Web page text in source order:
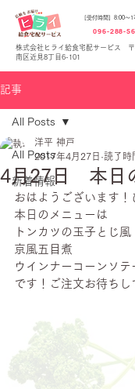
[受付時間] 8:00～
096-288-
株式会社ヒライ給食宅配サービス
南区近見8丁目6-101
記事
All Posts
新着情報
All Posts
4月27日 本日
洋平 神戸
2017年4月27日 読了時
おはようございます！
本日のメニューは
トンカツの玉子とじ風
京風五目煮
ウインナーコーンソテ
です！ご注文お待ちし